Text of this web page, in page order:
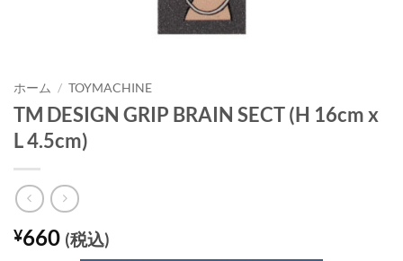
ホーム / TOYMACHINE
TM DESIGN GRIP BRAIN SECT (H 16cm x
L 4.5cm)
¥660 (税込)